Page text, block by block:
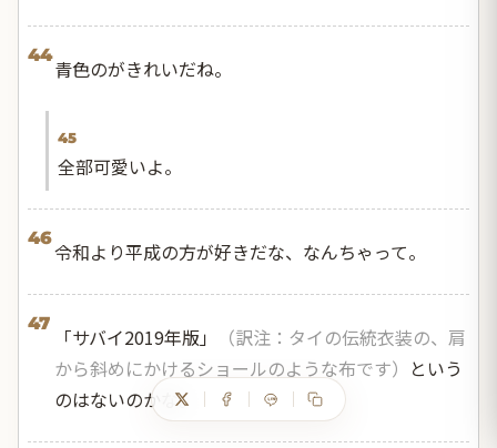
44
青色のがきれいだね。
45
全部可愛いよ。
46
令和より平成の方が好きだな、なんちゃって。
47
「サバイ2019年版」
（訳注：タイの伝統衣装の、肩
から斜めにかけるショールのような布です） という
のはないのかな。